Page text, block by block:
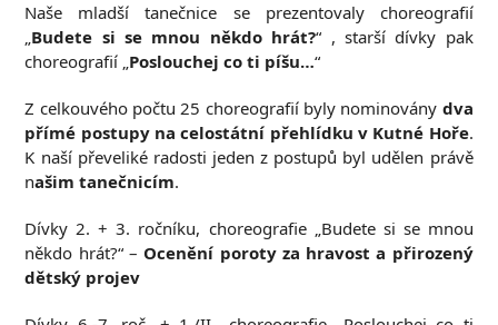
Naše mladší tanečnice se prezentovaly choreografií
„Budete si se mnou někdo hrát?“ , starší dívky pak
choreografií „Poslouchej co ti píšu…“
Z celkouvého počtu 25 choreografií byly nominovány dva
přímé postupy na celostátní přehlídku v Kutné Hoře.
K naší převeliké radosti jeden z postupů byl udělen právě
našim tanečnicím.
Dívky 2. + 3. ročníku, choreografie „Budete si se mnou
někdo hrát?“ – Ocenění poroty za hravost a přirozený
dětský projev